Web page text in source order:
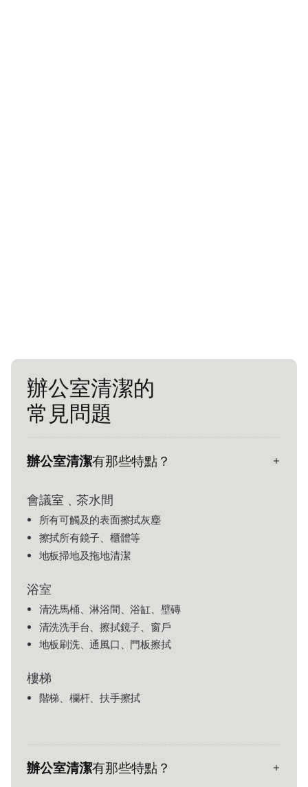
辦公室清潔的
常見問題
辦公室清潔有那些特點？
會議室﹑茶水間
所有可觸及的表面擦拭灰塵
擦拭所有鏡子、櫃體等
地板掃地及拖地清潔
浴室
清洗馬桶、淋浴間、浴缸、壁磚
清洗洗手台、擦拭鏡子、窗戶
地板刷洗、通風口、門板擦拭
樓梯
階梯、欄杆、扶手擦拭
辦公室清潔有那些特點？